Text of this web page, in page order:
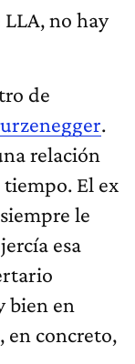
no hay
de
.
relación
El ex
le
esa
bien en
en concreto,